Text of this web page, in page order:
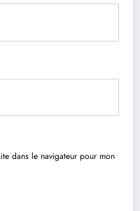
dans le navigateur pour mon